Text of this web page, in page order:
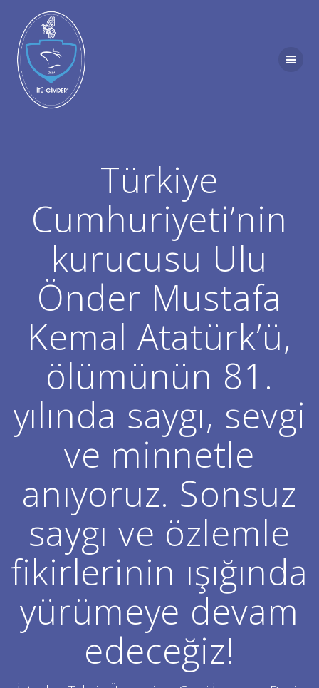
Türkiye
Cumhuriyeti’nin
kurucusu Ulu
Önder Mustafa
Kemal Atatürk’ü,
ölümünün 81.
yılında saygı, sevgi
ve minnetle
anıyoruz. Sonsuz
saygı ve özlemle
fikirlerinin ışığında
yürümeye devam
edeceğiz!